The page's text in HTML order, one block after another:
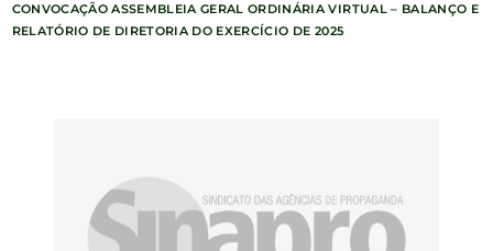
CONVOCAÇÃO ASSEMBLEIA GERAL ORDINÁRIA VIRTUAL – BALANÇO E
RELATÓRIO DE DIRETORIA DO EXERCÍCIO DE 2025